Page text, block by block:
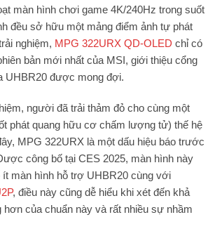
màn hình chơi game 4K/240Hz trong suốt
đều sở hữu một mảng điểm ảnh tự phát
nghiệm, MPG 322URX QD-OLED chỉ có
bản mới nhất của MSI, giới thiệu cổng
UHBR20 được mong đợi.
người đã trải thảm đỏ cho cùng một
phát quang hữu cơ chấm lượng tử) thế hệ
MPG 322URX là một dấu hiệu báo trước
công bố tại CES 2025, màn hình này
ít màn hình hỗ trợ UHBR20 cùng với
, điều này cũng dễ hiểu khi xét đến khả
của chuẩn này và rất nhiều sự nhầm